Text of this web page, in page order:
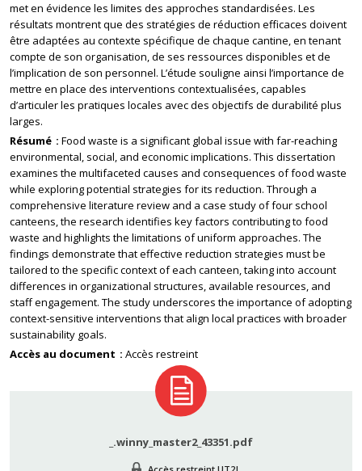
met en évidence les limites des approches standardisées. Les
résultats montrent que des stratégies de réduction efficaces doivent
être adaptées au contexte spécifique de chaque cantine, en tenant
compte de son organisation, de ses ressources disponibles et de
l’implication de son personnel. L’étude souligne ainsi l’importance de
mettre en place des interventions contextualisées, capables
d’articuler les pratiques locales avec des objectifs de durabilité plus
larges.
Résumé
Food waste is a significant global issue with far-reaching
environmental, social, and economic implications. This dissertation
examines the multifaceted causes and consequences of food waste
while exploring potential strategies for its reduction. Through a
comprehensive literature review and a case study of four school
canteens, the research identifies key factors contributing to food
waste and highlights the limitations of uniform approaches. The
findings demonstrate that effective reduction strategies must be
tailored to the specific context of each canteen, taking into account
differences in organizational structures, available resources, and
staff engagement. The study underscores the importance of adopting
context-sensitive interventions that align local practices with broader
sustainability goals.
Accès au document
Accès restreint
_.winny_master2_43351.pdf